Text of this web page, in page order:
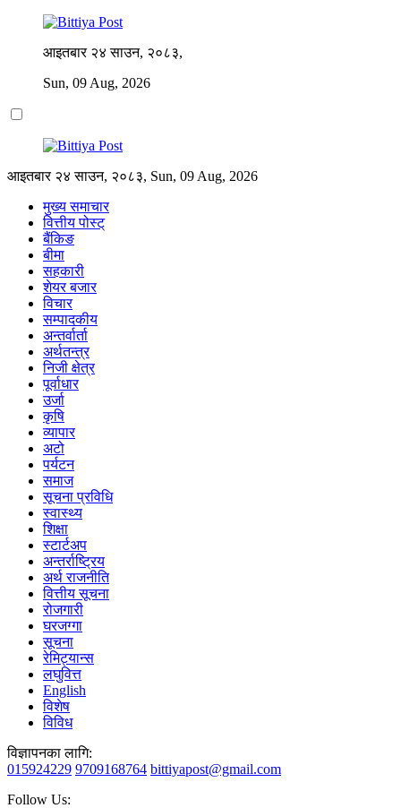
आइतबार २४ साउन, २०८३,
Sun, 09 Aug, 2026
आइतबार २४ साउन, २०८३, Sun, 09 Aug, 2026
मुख्य समाचार
वित्तीय पोस्ट्
बैंकिङ
बीमा
सहकारी
शेयर बजार
विचार
सम्पादकीय
अन्तर्वार्ता
अर्थतन्त्र
निजी क्षेत्र
पूर्वाधार
उर्जा
कृषि
व्यापार
अटो
पर्यटन
समाज
सूचना प्रविधि
स्वास्थ्य
शिक्षा
स्टार्टअप
अन्तर्राष्ट्रिय
अर्थ राजनीति
वित्तीय सूचना
रोजगारी
घरजग्गा
सूचना
रेमिट्यान्स
लघुवित्त
English
विशेष
विविध
विज्ञापनका लागि:
015924229 9709168764 bittiyapost@gmail.com
Follow Us: